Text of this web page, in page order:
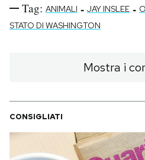
Tag: ANIMALI - JAY INSLEE -
STATO DI WASHINGTON
Mostra i
CONSIGLIATI